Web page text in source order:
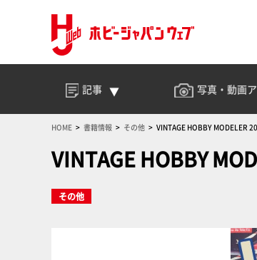
記事 写真・動画
HOME 書籍情報 その他 VINTAGE HOBBY MODELER
VINTAGE HOBBY
その他